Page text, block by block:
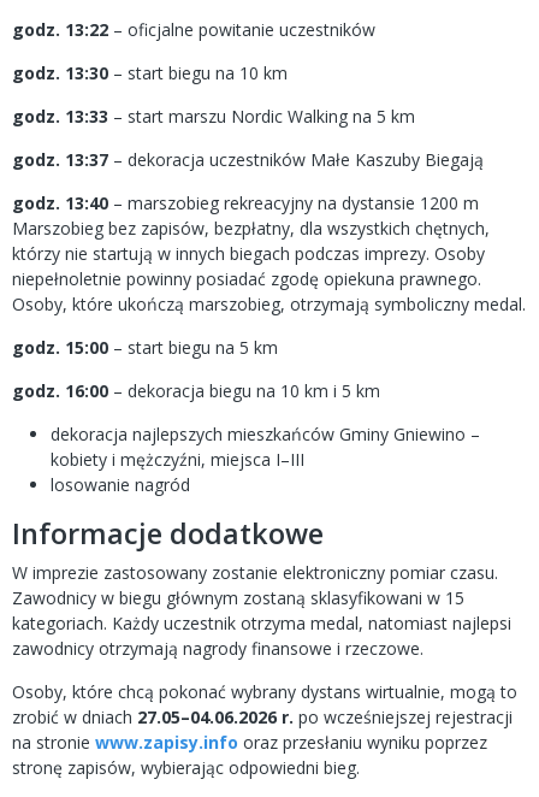
godz. 13:22 – oficjalne powitanie uczestników
godz. 13:30 – start biegu na 10 km
godz. 13:33 – start marszu Nordic Walking na 5 km
godz. 13:37 – dekoracja uczestników Małe Kaszuby Biegają
godz. 13:40 – marszobieg rekreacyjny na dystansie 1200 m
Marszobieg bez zapisów, bezpłatny, dla wszystkich chętnych,
którzy nie startują w innych biegach podczas imprezy. Osoby
niepełnoletnie powinny posiadać zgodę opiekuna prawnego.
Osoby, które ukończą marszobieg, otrzymają symboliczny medal.
godz. 15:00 – start biegu na 5 km
godz. 16:00 – dekoracja biegu na 10 km i 5 km
dekoracja najlepszych mieszkańców Gminy Gniewino –
kobiety i mężczyźni, miejsca I–III
losowanie nagród
Informacje dodatkowe
W imprezie zastosowany zostanie elektroniczny pomiar czasu.
Zawodnicy w biegu głównym zostaną sklasyfikowani w 15
kategoriach. Każdy uczestnik otrzyma medal, natomiast najlepsi
zawodnicy otrzymają nagrody finansowe i rzeczowe.
Osoby, które chcą pokonać wybrany dystans wirtualnie, mogą to
zrobić w dniach 27.05–04.06.2026 r. po wcześniejszej rejestracji
na stronie www.zapisy.info oraz przesłaniu wyniku poprzez
stronę zapisów, wybierając odpowiedni bieg.